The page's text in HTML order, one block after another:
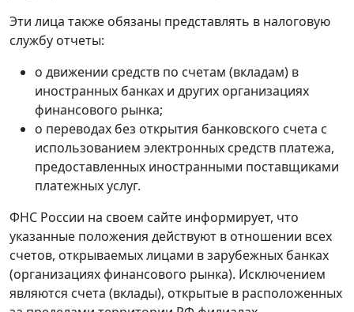
Эти лица также обязаны представлять в налоговую
службу отчеты:
о движении средств по счетам (вкладам) в
иностранных банках и других организациях
финансового рынка;
о переводах без открытия банковского счета с
использованием электронных средств платежа,
предоставленных иностранными поставщиками
платежных услуг.
ФНС России на своем сайте информирует, что
указанные положения действуют в отношении всех
счетов, открываемых лицами в зарубежных банках
(организациях финансового рынка). Исключением
являются счета (вклады), открытые в расположенных